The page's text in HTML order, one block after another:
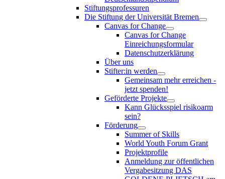
Stiftungsprofessuren
Die Stiftung der Universität Bremen
Canvas for Change
Canvas for Change
Einreichungsformular
Datenschutzerklärung
Über uns
Stifter:in werden
Gemeinsam mehr erreichen -
jetzt spenden!
Geförderte Projekte
Kann Glücksspiel risikoarm
sein?
Förderung
Summer of Skills
World Youth Forum Grant
Projektprofile
Anmeldung zur öffentlichen
Vergabesitzung DAS